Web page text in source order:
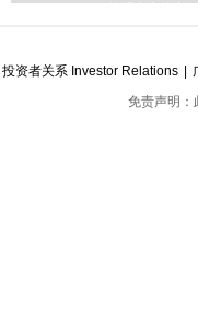
投资者关系 Investor Relations
免责声明：